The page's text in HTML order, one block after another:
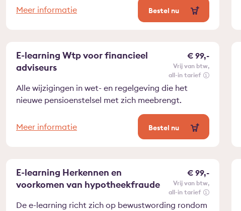
Meer informatie Bestel nu
E-learning Wtp voor financieel
adviseurs
€ 99,-
vrij van btw
all-in tarief
Alle wijzigingen in wet- en regelgeving die het
nieuwe pensioenstelsel met zich meebrengt.
Meer informatie Bestel nu
E-learning Herkennen en
voorkomen van hypotheekfraude
€ 99,-
vrij van btw
all-in tarief
De e-learning richt zich op bewustwording rondom